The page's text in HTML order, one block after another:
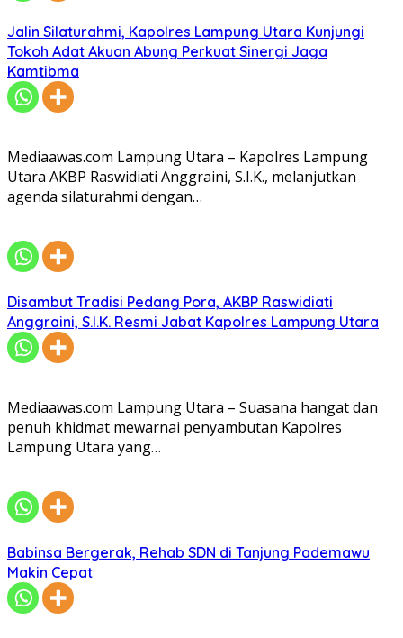
Jalin Silaturahmi, Kapolres Lampung Utara Kunjungi
Tokoh Adat Akuan Abung Perkuat Sinergi Jaga
Kamtibma
Mediaawas.com Lampung Utara – Kapolres Lampung
Utara AKBP Raswidiati Anggraini, S.I.K., melanjutkan
agenda silaturahmi dengan…
Disambut Tradisi Pedang Pora, AKBP Raswidiati
Anggraini, S.I.K. Resmi Jabat Kapolres Lampung Utara
Mediaawas.com Lampung Utara – Suasana hangat dan
penuh khidmat mewarnai penyambutan Kapolres
Lampung Utara yang…
Babinsa Bergerak, Rehab SDN di Tanjung Pademawu
Makin Cepat